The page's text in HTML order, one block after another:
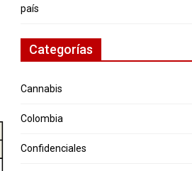
país
Categorías
Cannabis
Colombia
Confidenciales